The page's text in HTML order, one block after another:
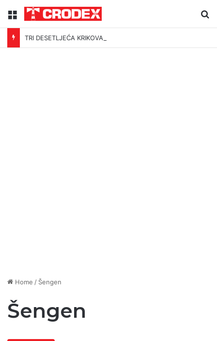
Menu
TRI DESETLJEĆA KRIKOVA OČAJNIKA
Home / Šengen
Šengen